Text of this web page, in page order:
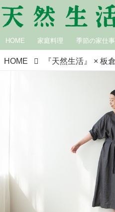
HOME 家庭料理 季節の家仕事
HOME